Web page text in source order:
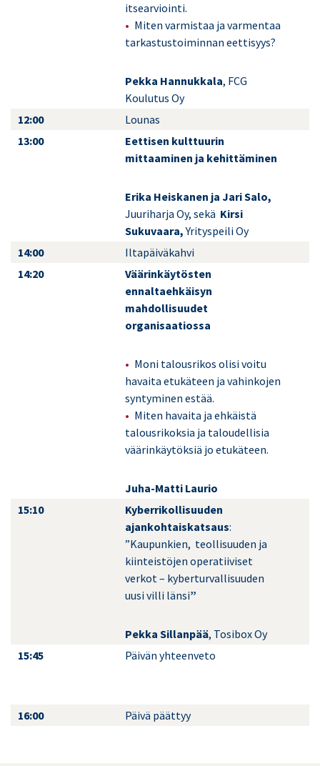
itsearviointi.
Miten varmistaa ja varmentaa
tarkastustoiminnan eettisyys?
Pekka Hannukkala, FCG
Koulutus Oy
12:00
Lounas
13:00
Eettisen kulttuurin
mittaaminen ja kehittäminen
Erika Heiskanen ja Jari Salo,
Juuriharja Oy, sekä Kirsi
Sukuvaara,Yrityspeili Oy
14:00
Iltapäiväkahvi
14:20
Väärinkäytösten
ennaltaehkäisyn
mahdollisuudet
organisaatiossa
Moni talousrikos olisi voitu
havaita etukäteen ja vahinkojen
syntyminen estää.
Miten havaita ja ehkäistä
talousrikoksia ja taloudellisia
väärinkäytöksiä jo etukäteen.
Juha-Matti Laurio
15:10
Kyberrikollisuuden
ajankohtaiskatsaus:
”Kaupunkien, teollisuuden ja
kiinteistöjen operatiiviset
verkot – kyberturvallisuuden
uusi villi länsi”
Pekka Sillanpää, Tosibox Oy
15:45
Päivän yhteenveto
16:00 Päivä päättyy